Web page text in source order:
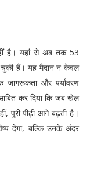
है। यहां से अब तक 53
चुकी हैं। यह मैदान न केवल
जागरूकता और पर्यावरण
कर दिया कि जब खेल
पूरी पीढ़ी आगे बढ़ती है।
देगा, बल्कि उनके अंदर